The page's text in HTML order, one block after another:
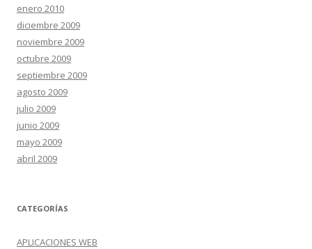
enero 2010
diciembre 2009
noviembre 2009
octubre 2009
septiembre 2009
agosto 2009
julio 2009
junio 2009
mayo 2009
abril 2009
CATEGORÍAS
APLICACIONES WEB